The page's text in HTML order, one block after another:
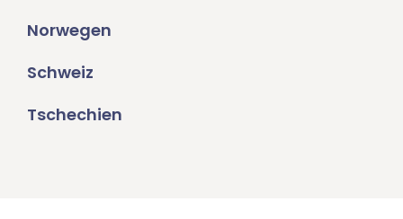
Norwegen
Schweiz
Tschechien